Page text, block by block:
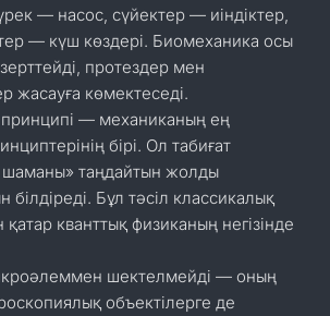
— насос, сүйектер — иіндіктер,
— күш көздері. Биомеханика осы
протездер мен
жасауға көмектеседі.
принципі — механиканың ең
бірі. Ол табиғат
таңдайтын жолды
білдіреді. Бұл тәсіл классикалық
кванттық физиканың негізінде
шектелмейді — оның
объектілерге де